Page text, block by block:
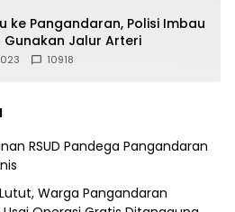
ke Pangandaran, Polisi Imbau
Jalur Arteri
10918
RSUD Pandega Pangandaran
Warga Pangandaran